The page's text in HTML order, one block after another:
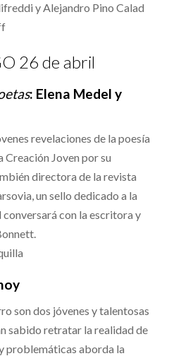
y Alejandro Pino Calad
26 de abril
: Elena Medel y
revelaciones de la poesía
Creación Joven por su
directora de la revista
un sello dedicado a la
con la escritora y
son dos jóvenes y talentosas
sabido retratar la realidad de
problemáticas aborda la